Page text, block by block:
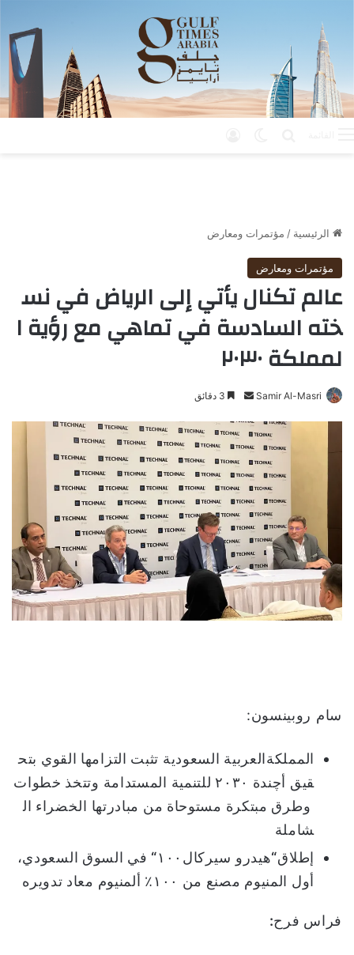
الرئيسية / مؤتمرات ومعارض
مؤتمرات ومعارض
عالم تكنال يأتي إلى الرياض في نس
خته السادسة في تماهي مع رؤية ا
لمملكة ٢٠٣٠
Samir Al-Masri
س
ل
ب
ر
د
إ
ل
ت
سام روبينسون:
المملكةالعربية السعودية تثبت التزامها القوي بتح
قيق أچندة ٢٠٣٠ للتنمية المستدامة وتتخذ خطوات
وطرق مبتكرة مستوحاة من مبادرتها الخضراء ال
شاملة
إطلاق“هيدرو سيركال١٠٠ “ في السوق السعودي،
أول المنيوم مصنع من ١٠٠٪ ألمنيوم معاد تدويره
فراس فرح: